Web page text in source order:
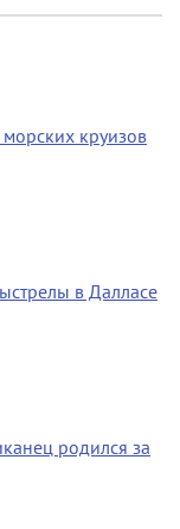
морских круизов
в Далласе
родился за